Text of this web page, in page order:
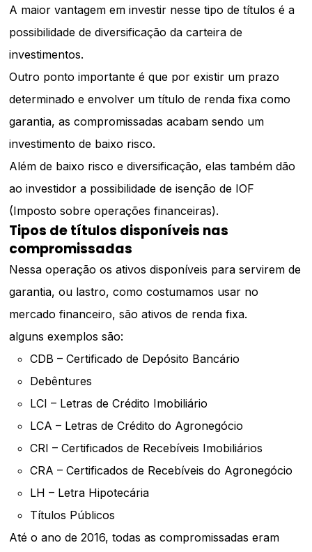
A maior vantagem em investir nesse tipo de títulos é a
possibilidade de diversificação da carteira de
investimentos.
Outro ponto importante é que por existir um prazo
determinado e envolver um título de renda fixa como
garantia, as compromissadas acabam sendo um
investimento de baixo risco.
Além de baixo risco e diversificação, elas também dão
ao investidor a possibilidade de isenção de IOF
(Imposto sobre operações financeiras).
Tipos de títulos disponíveis nas
compromissadas
Nessa operação os ativos disponíveis para servirem de
garantia, ou lastro, como costumamos usar no
mercado financeiro, são ativos de renda fixa.
alguns exemplos são:
CDB – Certificado de Depósito Bancário
Debêntures
LCI – Letras de Crédito Imobiliário
LCA – Letras de Crédito do Agronegócio
CRI – Certificados de Recebíveis Imobiliários
CRA – Certificados de Recebíveis do Agronegócio
LH – Letra Hipotecária
Títulos Públicos
Até o ano de 2016, todas as compromissadas eram